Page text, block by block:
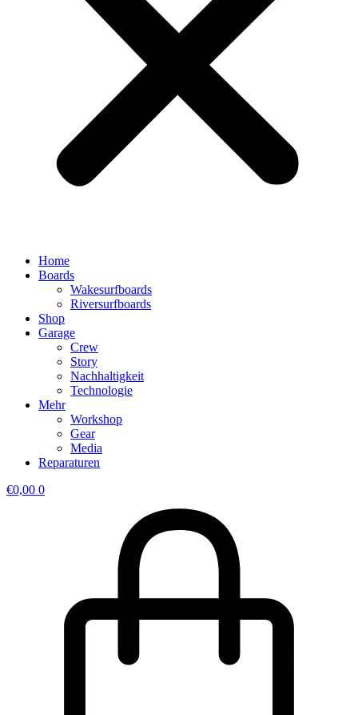
Home
Boards
Wakesurfboards
Riversurfboards
Shop
Garage
Crew
Story
Nachhaltigkeit
Technologie
Mehr
Workshop
Gear
Media
Reparaturen
€0,00 0